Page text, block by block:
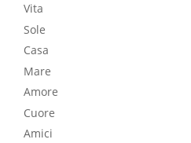
Vita
Sole
Casa
Mare
Amore
Cuore
Amici